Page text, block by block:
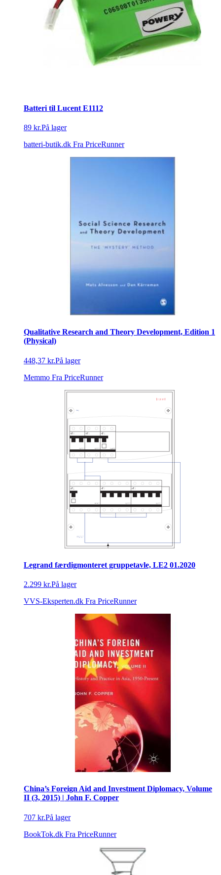
Batteri til Lucent E1112
89 kr.På lager
batteri-butik.dk Fra PriceRunner
Qualitative Research and Theory Development, Edition 1
(Physical)
448,37 kr.På lager
Memmo Fra PriceRunner
Legrand færdigmonteret gruppetavle, LE2 01.2020
2.299 kr.På lager
VVS-Eksperten.dk Fra PriceRunner
China’s Foreign Aid and Investment Diplomacy, Volume
II (3, 2015) | John F. Copper
707 kr.På lager
BookTok.dk Fra PriceRunner